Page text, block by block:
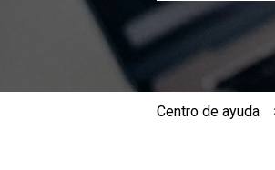
No hay
​Centro de ayuda